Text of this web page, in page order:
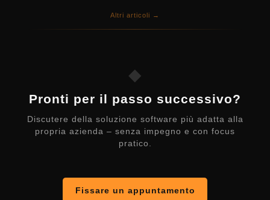
Altri articoli →
◆
Pronti per il passo successivo?
Discutere della soluzione software più adatta alla
propria azienda – senza impegno e con focus
pratico.
Fissare un appuntamento